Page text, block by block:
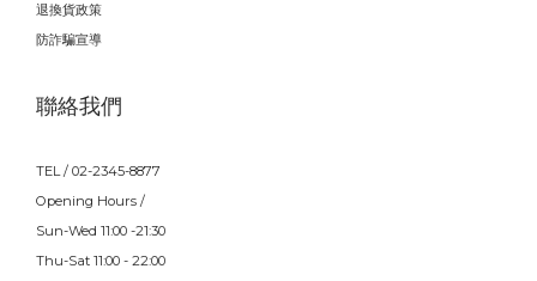
退換貨政策
防詐騙宣導
聯絡我們
TEL / 02-2345-8877
Opening Hours /
Sun-Wed 11:00 -21:30
Thu-Sat 11:00 - 22:00